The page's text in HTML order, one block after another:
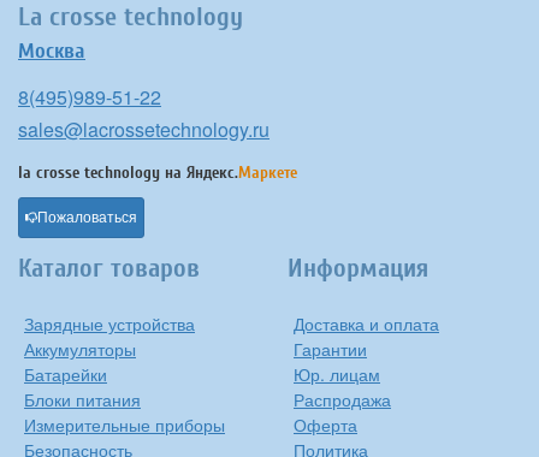
La crosse technology
Москва
8(495)989-51-22
sales@lacrossetechnology.ru
la crosse technology на Яндекс.Маркете
Пожаловаться
Каталог товаров
Зарядные устройства
Аккумуляторы
Батарейки
Блоки питания
Измерительные приборы
Безопасность
Информация
Доставка и оплата
Гарантии
Юр. лицам
Распродажа
Оферта
Политика